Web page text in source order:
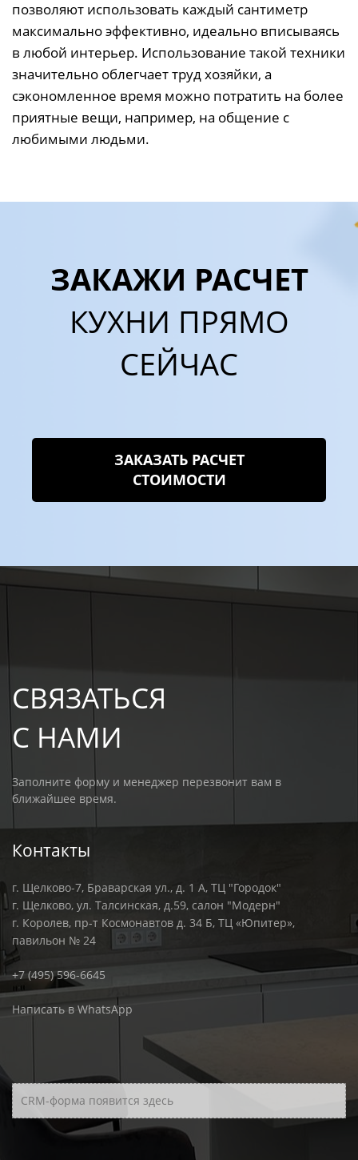
позволяют использовать каждый сантиметр
максимально эффективно, идеально вписываясь
в любой интерьер. Использование такой техники
значительно облегчает труд хозяйки, а
сэкономленное время можно потратить на более
приятные вещи, например, на общение с
любимыми людьми.
ЗАКАЖИ РАСЧЕТ
КУХНИ ПРЯМО
СЕЙЧАС
ЗАКАЗАТЬ РАСЧЕТ
СТОИМОСТИ
СВЯЗАТЬСЯ
С НАМИ
Заполните форму и менеджер перезвонит вам в
ближайшее время.
Контакты
г. Щелково-7, Браварская ул., д. 1 А, ТЦ "Городок"
г. Щелково, ул. Талсинская, д.59, салон "Модерн"
г. Королев, пр-т Космонавтов д. 34 Б, ТЦ «Юпитер»,
павильон № 24
+7 (495) 596-6645
Написать в WhatsApp
CRM-форма появится здесь